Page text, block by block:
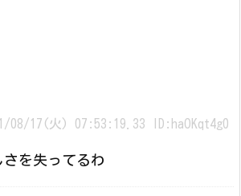
08/17(火) 07:53:19.33 ID:haOKqt4g0
を失ってるわ